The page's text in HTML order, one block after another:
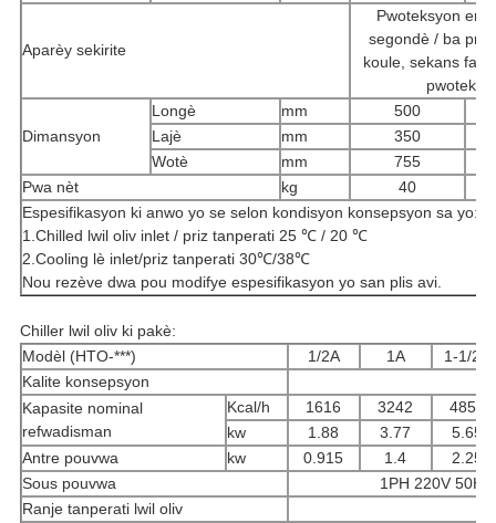
Aparèy sekirite
Pwoteksyon
segondè / ba
koule, sekans faz
Dimansyon
Longè mm
500
Lajè
mm
350
Wotè
mm
755
Pwa nèt
kg
40
Espesifikasyon ki anwo yo se selon kondisyon konsepsyon sa yo:
1.Chilled lwil oliv inlet / priz tanperati 25 ℃ / 20 ℃
2.Cooling lè inlet/priz tanperati 30℃/38℃
Nou rezève dwa pou modifye espesifikasyon yo san plis avi.
Chiller lwil oliv ki pakè:
Modèl (HTO-***)
1/2A 1A
1-1/2A
Kalite konsepsyon
Kapasite nominal
refwadisman
Kcal/h 1616 3242
4859
kw
1.88 3.77
5.65
Antre pouvwa
kw 0.915 1.4
2.25
Sous pouvwa
1PH 220V 50HZ
Ranje tanperati lwil oliv